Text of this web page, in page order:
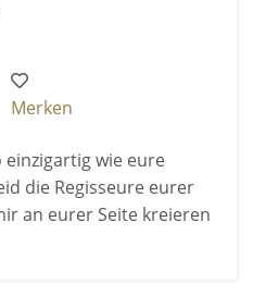
Merken
einzigartig wie eure
die Regisseure eurer
an eurer Seite kreieren